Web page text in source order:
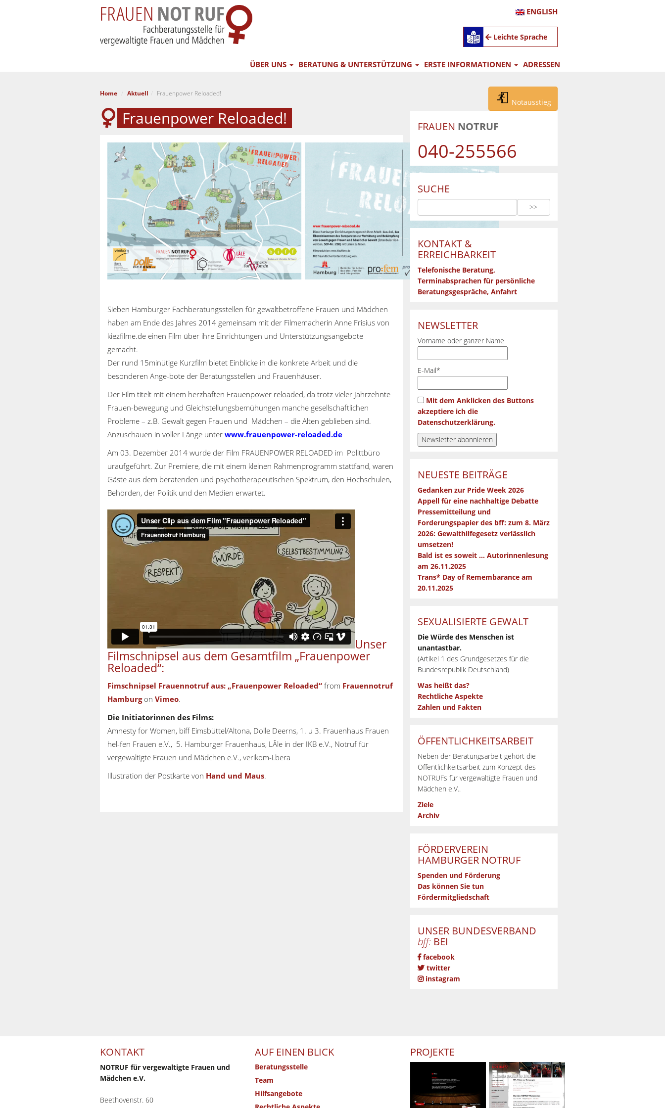
ENGLISH
Leichte Sprache
ÜBER UNS BERATUNG & UNTERSTÜTZUNG ERSTE INFORMATIONEN ADRESSEN
Home Aktuell Frauenpower Reloaded!
Frauenpower Reloaded!
Sieben Hamburger Fachberatungsstellen für gewaltbetroffene Frauen und Mädchen
haben am Ende des Jahres 2014 gemeinsam mit der Filmemacherin Anne Frisius von
kiezfilme.de einen Film über ihre Einrichtungen und Unterstützungsangebote
gemacht.
Der rund 15minütige Kurzfilm bietet Einblicke in die konkrete Arbeit und die
besonderen Ange-bote der Beratungsstellen und Frauenhäuser.
Der Film titelt mit einem herzhaften Frauenpower reloaded, da trotz vieler Jahrzehnte
Frauen-bewegung und Gleichstellungsbemühungen manche gesellschaftlichen
Probleme – z.B. Gewalt gegen Frauen und Mädchen – die Alten geblieben sind.
Anzuschauen in voller Länge unter www.frauenpower-reloaded.de
Am 03. Dezember 2014 wurde der Film FRAUENPOWER RELOADED im Polittbüro
uraufgeführt. Zur Premiere, die mit einem kleinen Rahmenprogramm stattfand, waren
Gäste aus dem beratenden und psychotherapeutischen Spektrum, den Hochschulen,
Behörden, der Politik und den Medien erwartet.
Unser
Filmschnipsel aus dem Gesamtfilm „Frauenpower
Reloaded“:
Fimschnipsel Frauennotruf aus: „Frauenpower Reloaded“ from Frauennotruf
Hamburgon Vimeo.
Die Initiatorinnen des Films:
Amnesty for Women, biff Eimsbüttel/Altona, Dolle Deerns, 1. u 3. Frauenhaus Frauen
hel-fen Frauen e.V., 5. Hamburger Frauenhaus, LÂle in der IKB e.V., Notruf für
vergewaltigte Frauen und Mädchen e.V., verikom-i.bera
Illustration der Postkarte von Hand und Maus.
Notausstieg
FRAUEN NOTRUF
040-255566
SUCHE
KONTAKT &
ERREICHBARKEIT
Telefonische Beratung,
Terminabsprachen für persönliche
Beratungsgespräche, Anfahrt
NEWSLETTER
Vorname oder ganzer Name
E-Mail*
Mit dem Anklicken des Buttons
akzeptiere ich die
Datenschutzerklärung.
NEUESTE BEITRÄGE
Gedanken zur Pride Week 2026
Appell für eine nachhaltige Debatte
Pressemitteilung und
Forderungspapier des bff: zum 8. März
2026: Gewalthilfegesetz verlässlich
umsetzen!
Bald ist es soweit … Autorinnenlesung
am 26.11.2025
Trans* Day of Remembarance am
20.11.2025
SEXUALISIERTE GEWALT
Die Würde des Menschen ist
unantastbar.
(Artikel 1 des Grundgesetzes für die
Bundesrepublik Deutschland)
Was heißt das?
Rechtliche Aspekte
Zahlen und Fakten
ÖFFENTLICHKEITSARBEIT
Neben der Beratungsarbeit gehört die
Öffentlichkeitsarbeit zum Konzept des
NOTRUFs für vergewaltigte Frauen und
Mädchen e.V..
Ziele
Archiv
FÖRDERVEREIN
HAMBURGER NOTRUF
Spenden und Förderung
Das können Sie tun
Fördermitgliedschaft
UNSER BUNDESVERBAND
bff: BEI
facebook
twitter
instagram
KONTAKT
NOTRUF für vergewaltigte Frauen und
Mädchen e.V.
Beethovenstr. 60
AUF EINEN BLICK
Beratungsstelle
Team
Hilfsangebote
PROJEKTE